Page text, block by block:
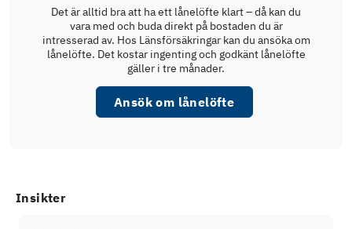
Det är alltid bra att ha ett lånelöfte klart – då kan du
vara med och buda direkt på bostaden du är
intresserad av. Hos Länsförsäkringar kan du ansöka om
lånelöfte. Det kostar ingenting och godkänt lånelöfte
gäller i tre månader.
Ansök om lånelöfte
Insikter